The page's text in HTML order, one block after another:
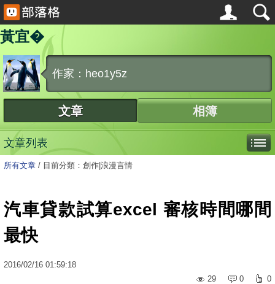
黃宜�
作家：heo1y5z
文章 相簿
文章列表
所有文章 / 目前分類：創作|浪漫言情
汽車貸款試算excel 審核時間哪間
最快
2016/02/16 01:59:18
29
0 0